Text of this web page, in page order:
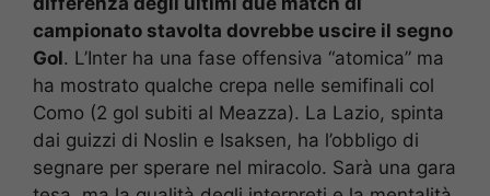
campionato stavolta dovrebbe uscire il segno
Gol. L’Inter ha una fase offensiva “atomica” ma
ha mostrato qualche crepa nelle semifinali col
Como (2 gol subiti al Meazza). La Lazio, spinta
dai guizzi di Noslin e Isaksen, ha l’obbligo di
segnare per sperare nel miracolo. Sarà una gara